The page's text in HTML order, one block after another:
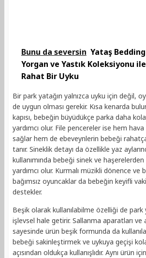
Bunu da seversin Yataş Bedding
Yorgan ve Yastık Koleksiyonu ile
Rahat Bir Uyku
Bir park yatağın yalnızca uyku için değil,
de uygun olması gerekir. Kısa kenarda
kapısı, bebeğin büyüdükçe parka daha
yardımcı olur. File pencereler ise hem
sağlar hem de ebeveynlerin bebeği
tanır. Sineklik detayı da özellikle yaz
kullanımında bebeği sinek ve
yardımcı olur. Kurmalı müzikli dönence ve
bağımsız oyuncaklar da bebeğin keyifli
destekler.
Beşik olarak kullanılabilme özelliği de park
işlevsel hale getirir. Sallanma aparatları ve
sayesinde ürün beşik formunda da
bebeği sakinleştirmek ve uykuya geçişi
açısından oldukça kullanışlıdır. Aynı ürün